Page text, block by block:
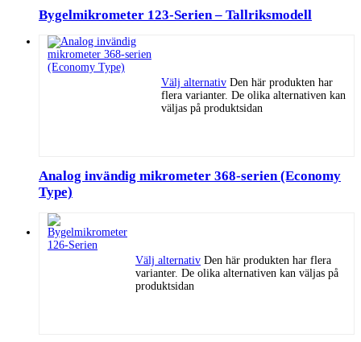
Bygelmikrometer 123-Serien – Tallriksmodell
Välj alternativ Den här produkten har
flera varianter. De olika alternativen kan
väljas på produktsidan
Analog invändig mikrometer 368-serien (Economy
Type)
Välj alternativ Den här produkten har flera
varianter. De olika alternativen kan väljas på
produktsidan